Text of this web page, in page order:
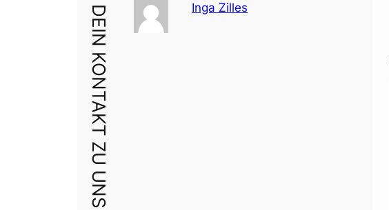
DEIN KONTAKT ZU UNS Inga Zilles